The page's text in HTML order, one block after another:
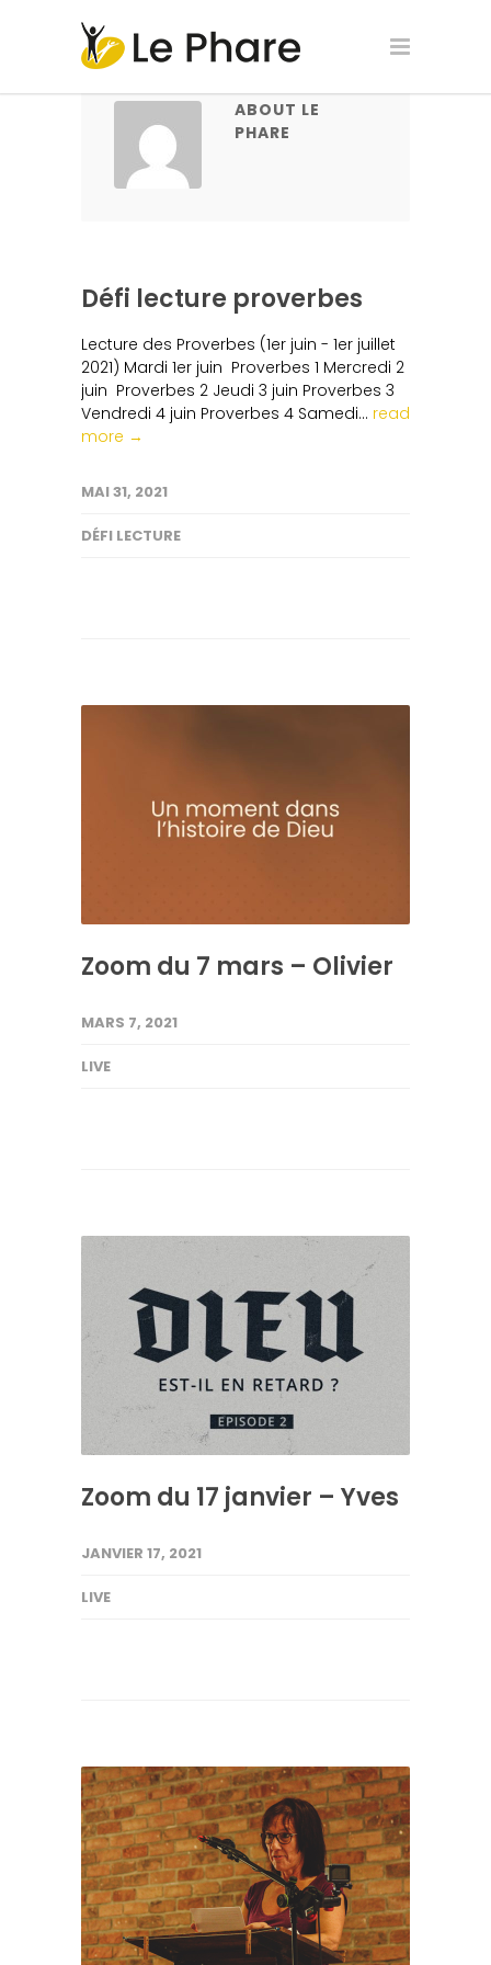
ABOUT LE
PHARE
Défi lecture proverbes
Lecture des Proverbes (1er juin - 1er juillet
2021) Mardi 1er juin Proverbes 1 Mercredi 2
juin Proverbes 2 Jeudi 3 juin Proverbes 3
Vendredi 4 juin Proverbes 4 Samedi... read
more →
MAI 31, 2021
DÉFI LECTURE
Zoom du 7 mars – Olivier
MARS 7, 2021
LIVE
Zoom du 17 janvier – Yves
JANVIER 17, 2021
LIVE